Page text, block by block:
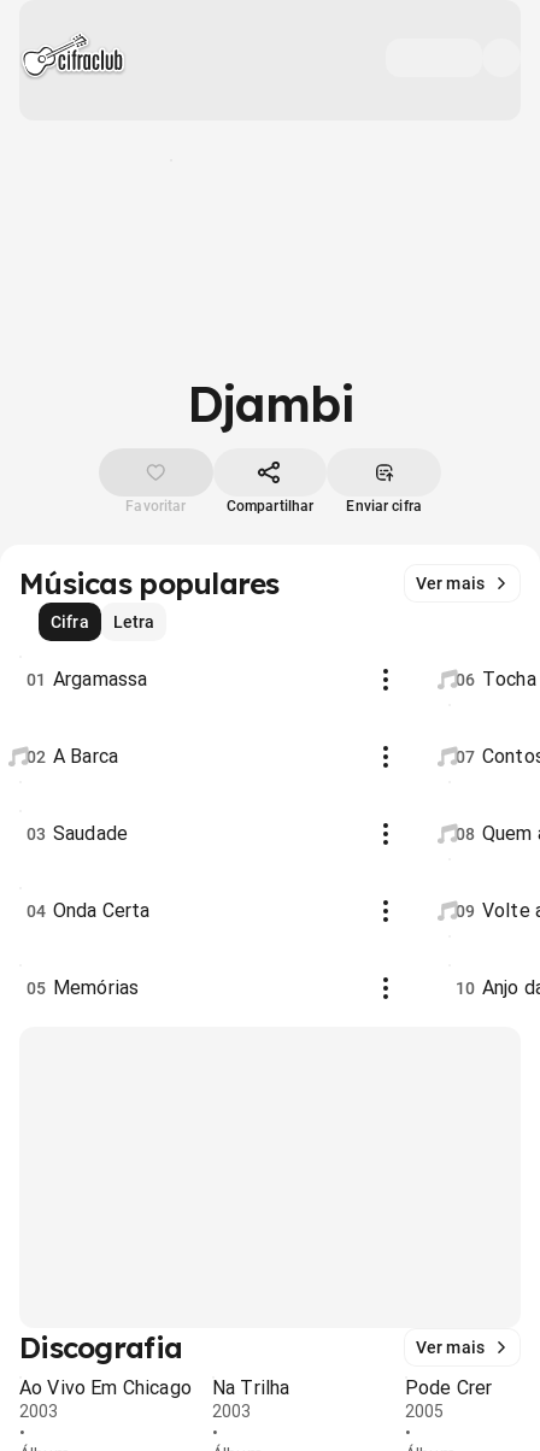
Djambi
Favoritar Compartilhar Enviar cifra
Músicas populares
Ver mais
Cifra
Letra
01 Argamassa
02 A Barca
03 Saudade
04 Onda Certa
05 Memórias
06 Tocha
07
08 Quem
09 Volte
10 Anjo
Discografia Ver mais
Ao Vivo Em Chicago
2003
•
Na Trilha
2003
•
Pode Crer
2005
•